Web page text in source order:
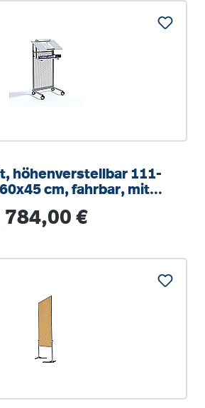
höhenverstellbar 111-
cm, fahrbar, mit
Regulärer Preis:
784,00 €